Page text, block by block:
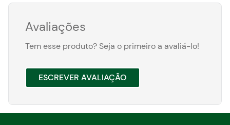
Avaliações
Tem esse produto? Seja o primeiro a avaliá-lo!
ESCREVER AVALIAÇÃO